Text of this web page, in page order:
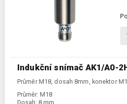
Indukční snímač AK1/A0-
Průměr M18, dosah 8mm, konektor
Průměr: M18
Dosah: 8 mm